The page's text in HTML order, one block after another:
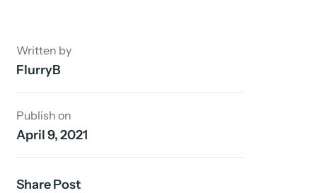
Written by
FlurryB
Publish on
April 9, 2021
Share Post